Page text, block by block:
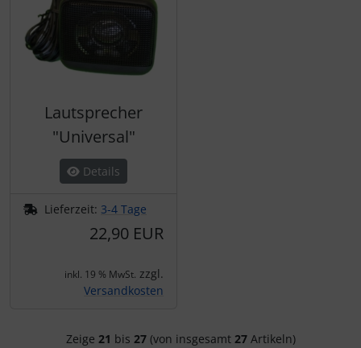
Lautsprecher
"Universal"
Details
Lieferzeit: 3-4 Tage
22,90 EUR
inkl. 19 % MwSt. zzgl.
Versandkosten
Zeige 21 bis 27(von insgesamt 27Artikeln)